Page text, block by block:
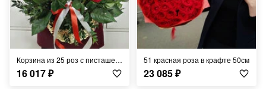
Корзина из 25 роз с писташем 1
16 017₽
51 красная роза в крафте 50см
23 085₽